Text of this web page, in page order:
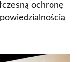
ochronę